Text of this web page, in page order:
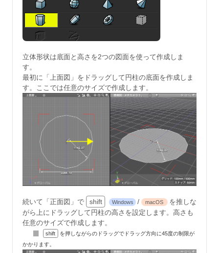
立体形状は底面と高さを2つの図面を使って作成しま
す。
最初に「上面図」をドラッグして円柱の底面を作成しま
す。ここでは任意のサイズで作成します。
続いて「正面図」で shift Windows / macOS
を推しな
がら上にドラッグして円柱の高さを設定します。高さも
任意のサイズで作成します。
shift
を押しながらのドラッグでドラッグ方向に45度の制限が
かかります。